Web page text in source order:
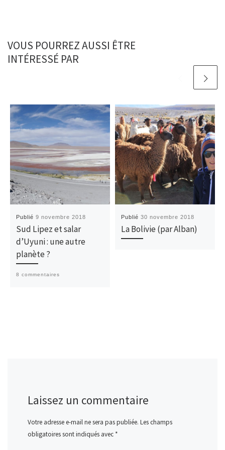
VOUS POURREZ AUSSI ÊTRE
INTÉRESSÉ PAR
Publié9 novembre 2018
Sud Lipez et salar
d’Uyuni : une autre
planète ?
8 commentaires
Publié30 novembre 2018
La Bolivie (par Alban)
Laissez un commentaire
Votre adresse e-mail ne sera pas publiée. Les champs
obligatoires sont indiqués avec *